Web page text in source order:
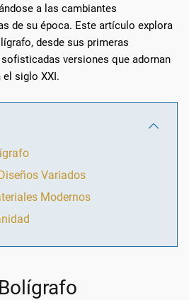
a las cambiantes
de su época. Este artículo explora
desde sus primeras
versiones que adornan
siglo XXI.
Variados
Modernos